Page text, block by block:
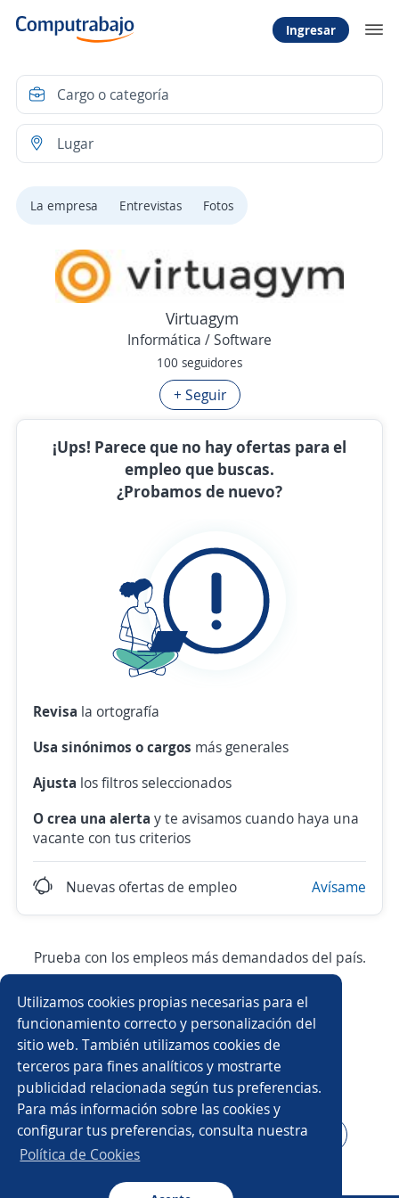
Utilizamos cookies propias necesarias para el
funcionamiento correcto y personalización del
sitio web. También utilizamos cookies de
terceros para fines analíticos y mostrarte
publicidad relacionada según tus preferencias.
Para más información sobre las cookies y
configurar tus preferencias, consulta nuestra
Política de Cookies
Ingresar
La empresa Entrevistas Fotos
Virtuagym
Informática / Software
100 seguidores
+ Seguir
¡Ups! Parece que no hay ofertas para el
empleo que buscas.
¿Probamos de nuevo?
Revisa la ortografía
Usa sinónimos o cargos más generales
Ajusta los filtros seleccionados
O crea una alerta y te avisamos cuando haya una
vacante con tus criterios
Nuevas ofertas de empleo Avísame
Prueba con los empleos más demandados del país.
Asesor/a comercial Asesor/a comercial freelance
Producción Ejecutivo/a comercial
Auxiliar de almacén Asesor/a telefónico
Asesor/a servicio al cliente Auxiliar administrativo/a
Auxiliar de cocina Conductor/a